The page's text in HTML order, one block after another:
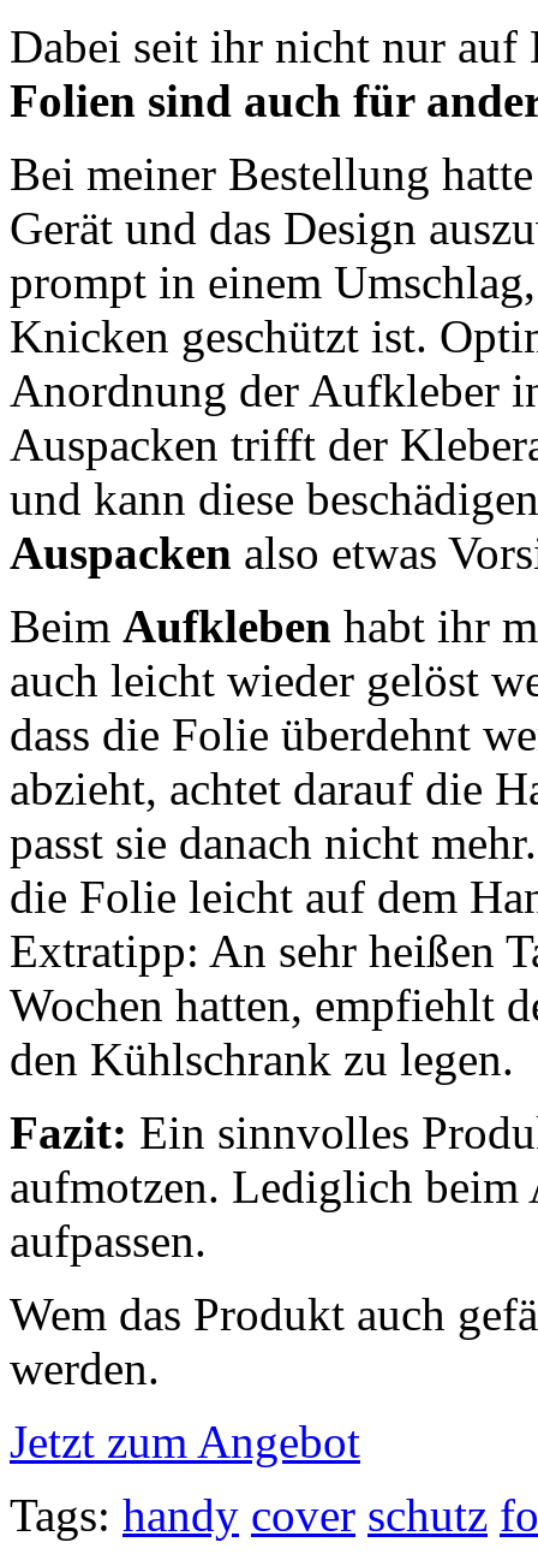
Dabei seit ihr nicht nur
Folien sind auch für
Bei meiner Bestellung
Gerät und das Design
prompt in einem
Knicken geschützt ist.
Anordnung der Aufkleber
Auspacken trifft der
und kann diese
Auspacken also etwas
Beim Aufkleben habt ihr
auch leicht wieder gelöst
dass die Folie überdehnt
abzieht, achtet darauf die
passt sie danach nicht
die Folie leicht auf dem
Extratipp: An sehr heißen
Wochen hatten, empfiehlt
den Kühlschrank zu legen.
Fazit: Ein sinnvolles
aufmotzen. Lediglich beim
aufpassen.
Wem das Produkt auch
werden.
Jetzt zum Angebot
Tags: handy cover schutz